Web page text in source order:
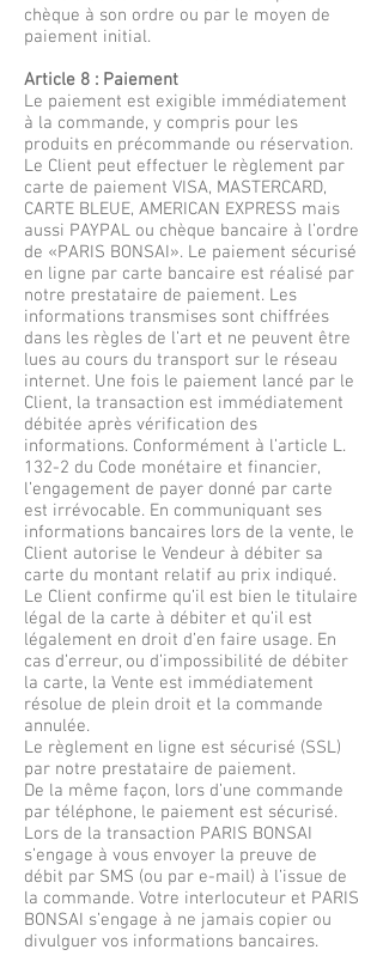
chèque à son ordre ou par le moyen de
paiement initial.
Article 8 : Paiement
Le paiement est exigible immédiatement
à la commande, y compris pour les
produits en précommande ou réservation.
Le Client peut effectuer le règlement par
carte de paiement VISA, MASTERCARD,
CARTE BLEUE, AMERICAN EXPRESS mais
aussi PAYPAL ou chèque bancaire à l’ordre
de «PARIS BONSAI». Le paiement sécurisé
en ligne par carte bancaire est réalisé par
notre prestataire de paiement. Les
informations transmises sont chiffrées
dans les règles de l’art et ne peuvent être
lues au cours du transport sur le réseau
internet. Une fois le paiement lancé par le
Client, la transaction est immédiatement
débitée après vérification des
informations. Conformément à l’article L.
132-2 du Code monétaire et financier,
l’engagement de payer donné par carte
est irrévocable. En communiquant ses
informations bancaires lors de la vente, le
Client autorise le Vendeur à débiter sa
carte du montant relatif au prix indiqué.
Le Client confirme qu’il est bien le titulaire
légal de la carte à débiter et qu’il est
légalement en droit d’en faire usage. En
cas d’erreur, ou d’impossibilité de débiter
la carte, la Vente est immédiatement
résolue de plein droit et la commande
annulée.
Le règlement en ligne est sécurisé (SSL)
par notre prestataire de paiement.
De la même façon, lors d’une commande
par téléphone, le paiement est sécurisé.
Lors de la transaction PARIS BONSAI
s’engage à vous envoyer la preuve de
débit par SMS (ou par e-mail) à l’issue de
la commande. Votre interlocuteur et PARIS
BONSAI s’engage à ne jamais copier ou
divulguer vos informations bancaires.